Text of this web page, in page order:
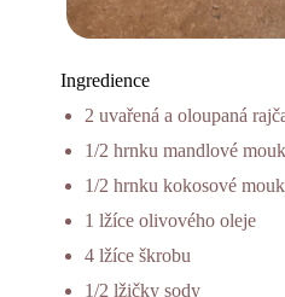
Ingredience
2 uvařená a oloupaná
1/2 hrnku mandlové
1/2 hrnku kokosové
1 lžíce olivového oleje
4 lžíce škrobu
1/2 lžičky sody